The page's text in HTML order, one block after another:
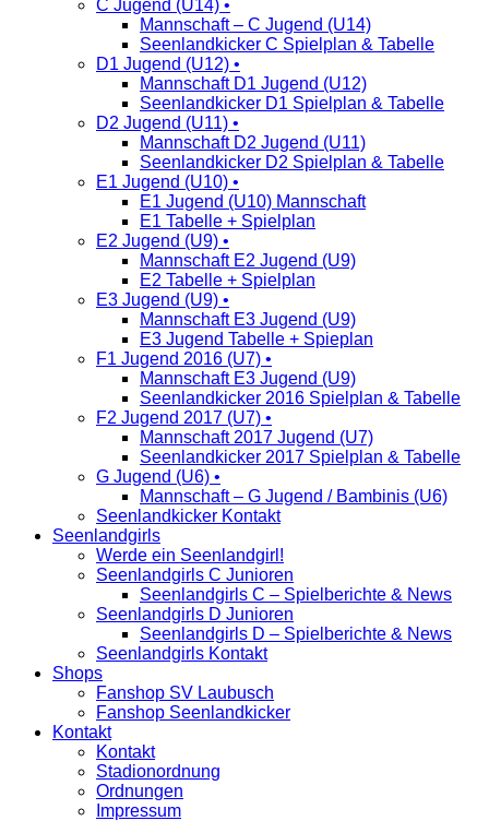
C Jugend (U14) •
Mannschaft – C Jugend (U14)
Seenlandkicker C Spielplan & Tabelle
D1 Jugend (U12) •
Mannschaft D1 Jugend (U12)
Seenlandkicker D1 Spielplan & Tabelle
D2 Jugend (U11) •
Mannschaft D2 Jugend (U11)
Seenlandkicker D2 Spielplan & Tabelle
E1 Jugend (U10) •
E1 Jugend (U10) Mannschaft
E1 Tabelle + Spielplan
E2 Jugend (U9) •
Mannschaft E2 Jugend (U9)
E2 Tabelle + Spielplan
E3 Jugend (U9) •
Mannschaft E3 Jugend (U9)
E3 Jugend Tabelle + Spieplan
F1 Jugend 2016 (U7) •
Mannschaft E3 Jugend (U9)
Seenlandkicker 2016 Spielplan & Tabelle
F2 Jugend 2017 (U7) •
Mannschaft 2017 Jugend (U7)
Seenlandkicker 2017 Spielplan & Tabelle
G Jugend (U6) •
Mannschaft – G Jugend / Bambinis (U6)
Seenlandkicker Kontakt
Seenlandgirls
Werde ein Seenlandgirl!
Seenlandgirls C Junioren
Seenlandgirls C – Spielberichte & News
Seenlandgirls D Junioren
Seenlandgirls D – Spielberichte & News
Seenlandgirls Kontakt
Shops
Fanshop SV Laubusch
Fanshop Seenlandkicker
Kontakt
Kontakt
Stadionordnung
Ordnungen
Impressum